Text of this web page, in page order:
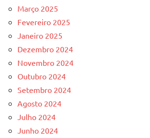
Março 2025
Fevereiro 2025
Janeiro 2025
Dezembro 2024
Novembro 2024
Outubro 2024
Setembro 2024
Agosto 2024
Julho 2024
Junho 2024